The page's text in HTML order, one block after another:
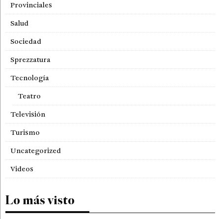
Provinciales
Salud
Sociedad
Sprezzatura
Tecnología
Teatro
Televisión
Turismo
Uncategorized
Videos
Lo más visto